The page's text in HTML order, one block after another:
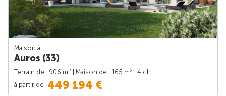
Maison à
Auros (33)
Terrain de : 906 m2 | Maison de : 165 m2
| 4 ch.
à partir de 449 194 €